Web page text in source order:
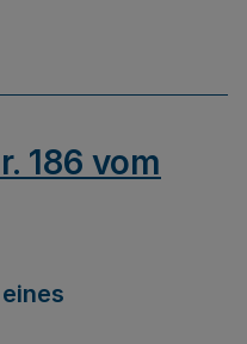
186 vom